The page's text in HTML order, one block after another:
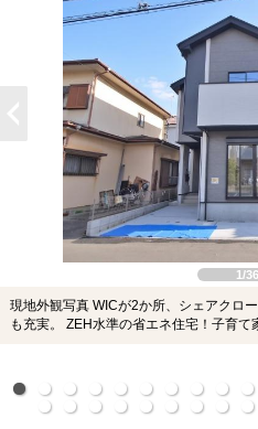
1/36
現地外観写真 WICが2か所、シェアクロ
も充実。 ZEH水準の省エネ住宅！子育て